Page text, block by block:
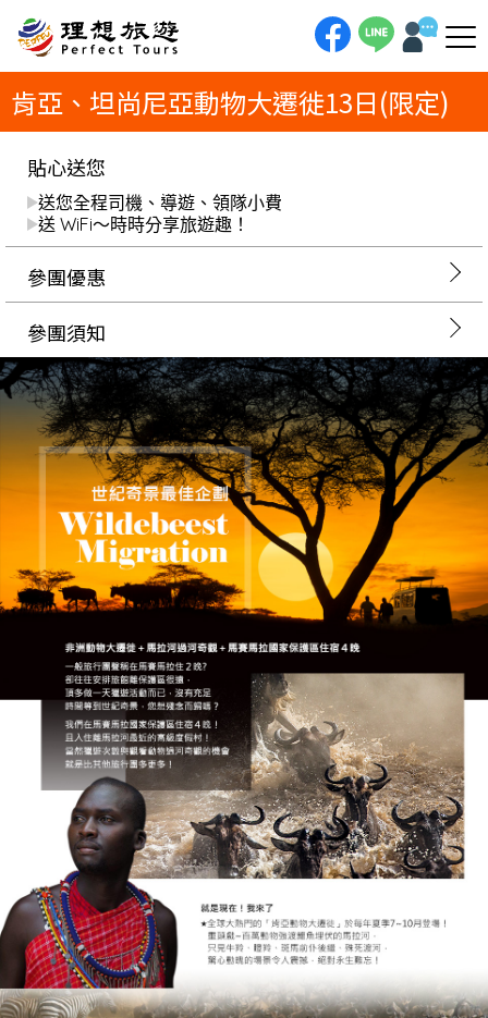
更將深入坦尚尼亞的恩格隆格魯火山口，在世界第八大奇景中，見證最原始的野性呼喚。
肯亞、坦尚尼亞動物大遷徙13日(限定)
貼心送您
送您全程司機、導遊、領隊小費
送 WiFi～時時分享旅遊趣！
參團優惠
參團須知